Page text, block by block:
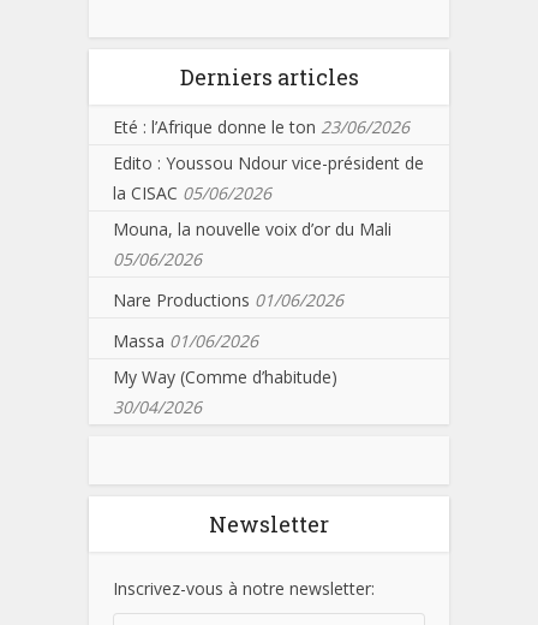
Derniers articles
Eté : l’Afrique donne le ton 23/06/2026
Edito : Youssou Ndour vice-président de
la CISAC 05/06/2026
Mouna, la nouvelle voix d’or du Mali
05/06/2026
Nare Productions 01/06/2026
Massa 01/06/2026
My Way (Comme d’habitude)
30/04/2026
Newsletter
Inscrivez-vous à notre newsletter: